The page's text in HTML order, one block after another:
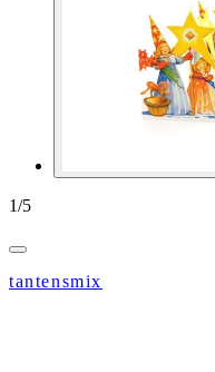
1/5
tantensmix